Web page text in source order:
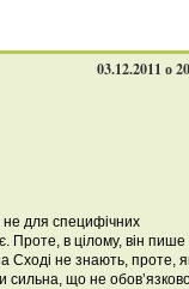
03.12.2011 о
не для специфічних
Проте, в цілому, він пише
Сході не знають, проте,
сильна, що не